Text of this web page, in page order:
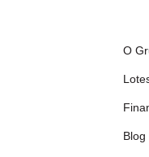
O
Blog